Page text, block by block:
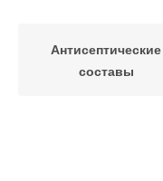
Антисептические
составы